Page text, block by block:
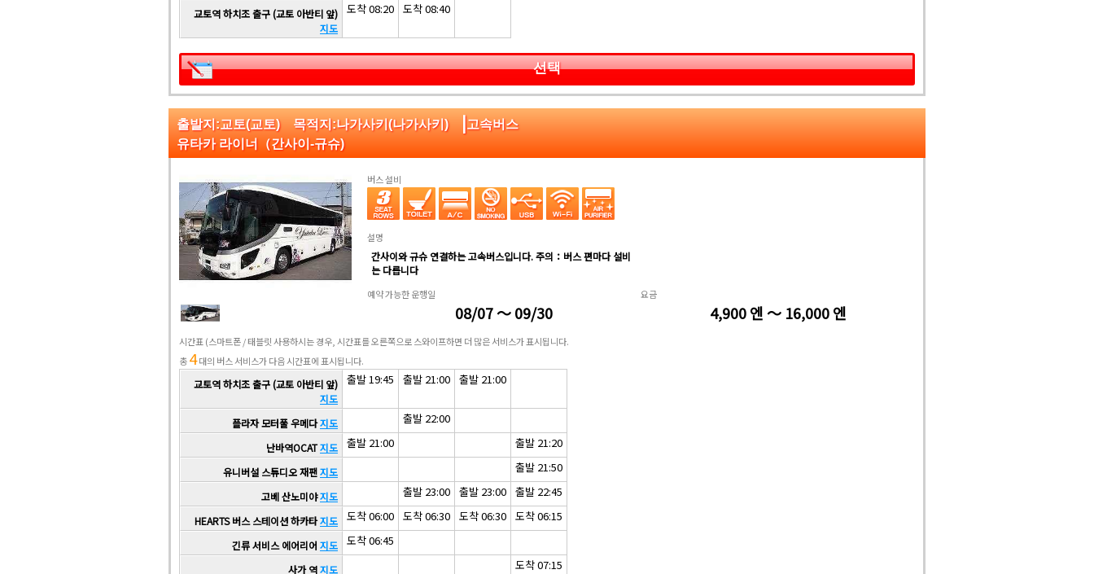
교토역 하치조 출구 (교토 아반티 앞)
지도
도착 08:20 도착 08:40
선택
출발지:교토(교토) 목적지:나가사키(나가사키) |고속버스
유타카 라이너（간사이-규슈)
버스 설비
설명
간사이와 규슈 연결하는 고속버스입니다. 주의：버스 편마다 설비
는 다릅니다
예약 가능한 운행일
08/07 ～ 09/30
요금
4,900 엔 ～ 16,000 엔
시간표 (스마트폰 / 태블릿 사용하시는 경우, 시간표를 오른쪽으로 스와이프하면 더 많은 서비스가 표시됩니다.
총4대의 버스 서비스가 다음 시간표에 표시됩니다.
교토역 하치조 출구 (교토 아반티 앞)
지도
출발 19:45 출발 21:00 출발 21:00
플라자 모터풀 우메다지도 출발 22:00
난바역OCAT지도 출발 21:00 출발 21:20
유니버설 스튜디오 재팬지도 출발 21:50
고베 산노미야지도 출발 23:00 출발 23:00 출발 22:45
HEARTS 버스 스테이션 하카타지도 도착 06:00 도착 06:30 도착 06:30 도착 06:15
긴류 서비스 에어리어 지도 도착 06:45
사가 역지도 도착 07:15